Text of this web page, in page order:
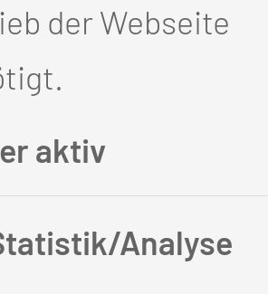
der Webseite
aktiv
Analyse